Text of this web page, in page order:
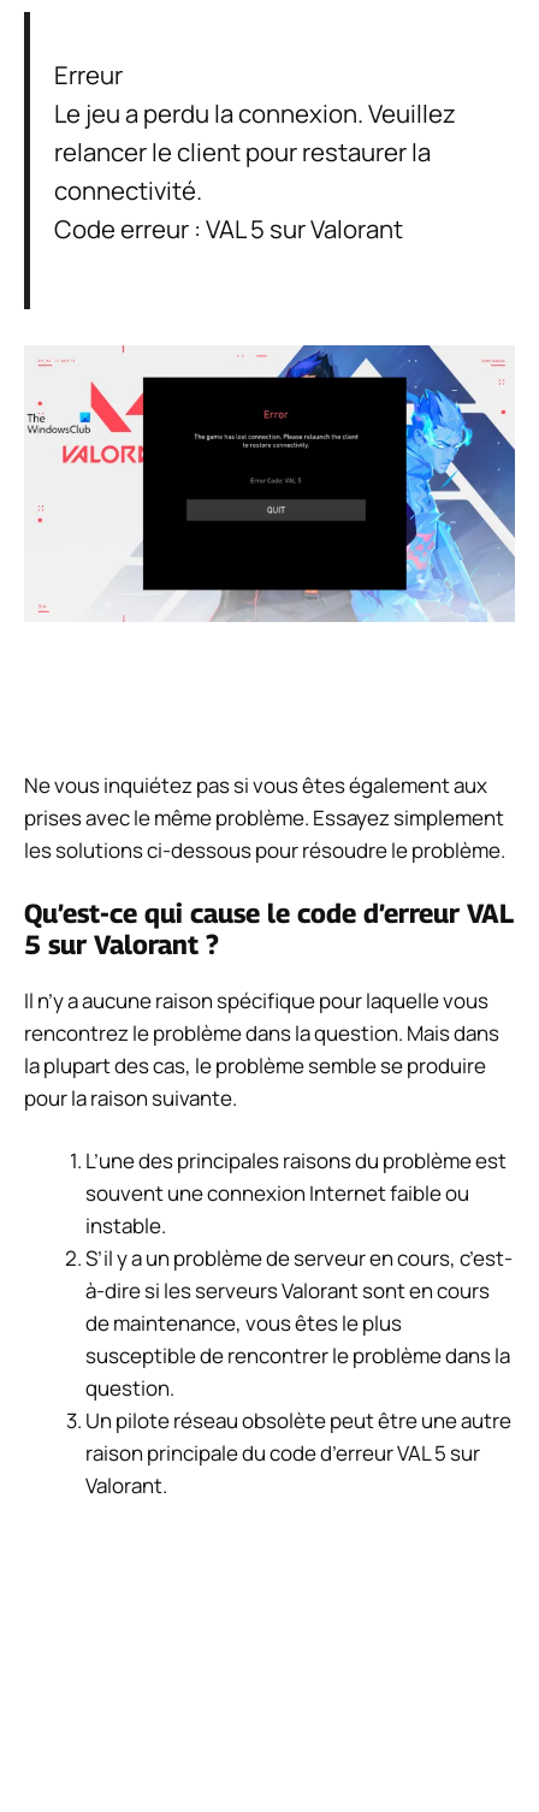
Erreur
Le jeu a perdu la connexion. Veuillez
relancer le client pour restaurer la
connectivité.
Code erreur : VAL 5 sur Valorant
Ne vous inquiétez pas si vous êtes également aux
prises avec le même problème. Essayez simplement
les solutions ci-dessous pour résoudre le problème.
Qu’est-ce qui cause le code d’erreur VAL
5 sur Valorant ?
Il n’y a aucune raison spécifique pour laquelle vous
rencontrez le problème dans la question. Mais dans
la plupart des cas, le problème semble se produire
pour la raison suivante.
L’une des principales raisons du problème est
souvent une connexion Internet faible ou
instable.
S’il y a un problème de serveur en cours, c’est-
à-dire si les serveurs Valorant sont en cours
de maintenance, vous êtes le plus
susceptible de rencontrer le problème dans la
question.
Un pilote réseau obsolète peut être une autre
raison principale du code d’erreur VAL 5 sur
Valorant.